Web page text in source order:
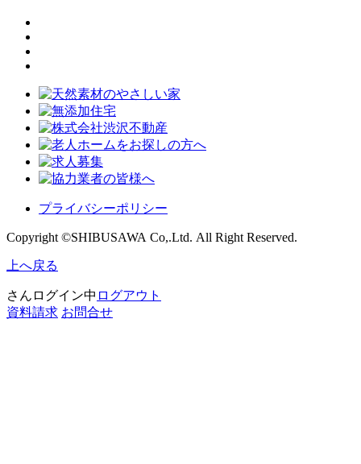
プライバシーポリシー
Copyright ©SHIBUSAWA Co,.Ltd. All Right Reserved.
上へ戻る
さんログイン中 ログアウト
資料請求 お問合せ